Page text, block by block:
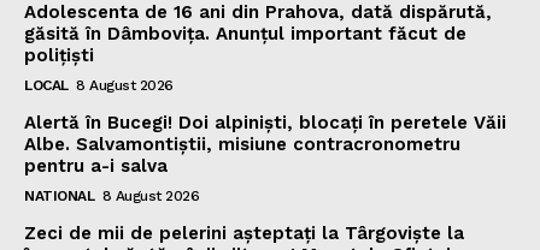
Adolescenta de 16 ani din Prahova, dată dispărută,
găsită în Dâmbovița. Anunțul important făcut de
polițiști
LOCAL 8 August 2026
Alertă în Bucegi! Doi alpiniști, blocați în peretele Văii
Albe. Salvamontiștii, misiune contracronometru
pentru a-i salva
NATIONAL 8 August 2026
Zeci de mii de pelerini așteptați la Târgoviște la